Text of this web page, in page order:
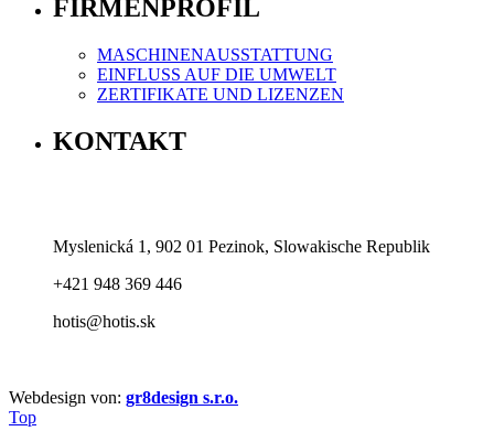
FIRMENPROFIL
MASCHINENAUSSTATTUNG
EINFLUSS AUF DIE UMWELT
ZERTIFIKATE UND LIZENZEN
KONTAKT
Myslenická 1, 902 01 Pezinok, Slowakische Republik
+421 948 369 446
hotis@hotis.sk
Webdesign von: gr8design s.r.o.
Top